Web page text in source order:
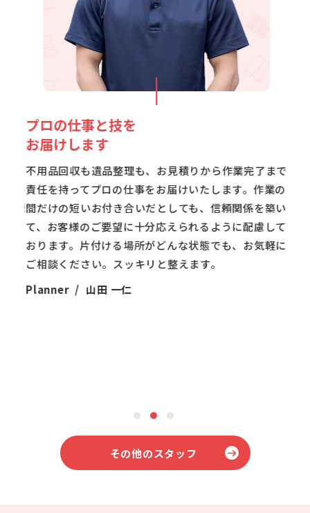
お客様の笑顔が見たいから
飛び込みました！
僕は東海ファインで働く前は7年間、引越し業界にい
ました。でも不用品回収のお仕事に飛び込んでみた
ら、私にとっていちばんしっくりくるお仕事でした。
今がいちばん、お客様の本当の笑顔を見る機会が多い
ように感じています。正直、不用品回収や引越し業務
は家具・家電の移動がメイン。力仕事で正直、しんど
いです。でもお客様に「ありがとう」と言ってもらえ
その他のスタッフ